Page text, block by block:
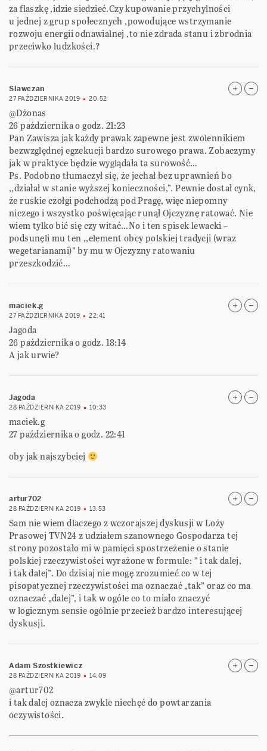
za flaszkę ,idzie siedzieć.Czy kupowanie przychylności
u jednej z grup społecznych ,powodujące wstrzymanie
rozwoju energii odnawialnej ,to nie zdrada stanu i zbrodnia
przeciwko ludzkości.?
Slawczan
27 PAŹDZIERNIKA 2019 20:52
@Dżonas
26 października o godz. 21:23
Pan Zawisza jak każdy prawak zapewne jest zwolennikiem
bezwzględnej egzekucji bardzo surowego prawa. Zobaczymy
jak w praktyce będzie wyglądała ta surowość…
Ps. Podobno tłumaczył się, że jechał bez uprawnień bo
,,działał w stanie wyższej konieczności,”. Pewnie dostał cynk,
że ruskie czołgi podchodzą pod Pragę, więc niepomny
niczego i wszystko poświęcając runął Ojczyznę ratować. Nie
wiem tylko bić się czy witać…No i ten spisek lewacki –
podsunęli mu ten ,,element obcy polskiej tradycji (wraz
wegetarianami)” by mu w Ojczyzny ratowaniu
przeszkodzić…
maciek.g
27 PAŹDZIERNIKA 2019 22:41
Jagoda
26 października o godz. 18:14
A jak urwie?
Jagoda
28 PAŹDZIERNIKA 2019 10:33
maciek.g
27 października o godz. 22:41
oby jak najszybciej
artur702
28 PAŹDZIERNIKA 2019 13:53
Sam nie wiem dlaczego z wczorajszej dyskusji w Loży
Prasowej TVN24 z udziałem szanownego Gospodarza tej
strony pozostało mi w pamięci spostrzeżenie o stanie
polskiej rzeczywistości wyrażone w formule: ” i tak dalej,
i tak dalej”. Do dzisiaj nie mogę zrozumieć co w tej
pisopatycznej rzeczywistości ma oznaczać „tak” oraz co ma
oznaczać „dalej”, i tak w ogóle co to miało znaczyć
w logicznym sensie ogólnie przecież bardzo interesującej
dyskusji.
Adam Szostkiewicz
28 PAŹDZIERNIKA 2019 14:09
@artur702
i tak dalej oznacza zwykle niechęć do powtarzania
oczywistości.